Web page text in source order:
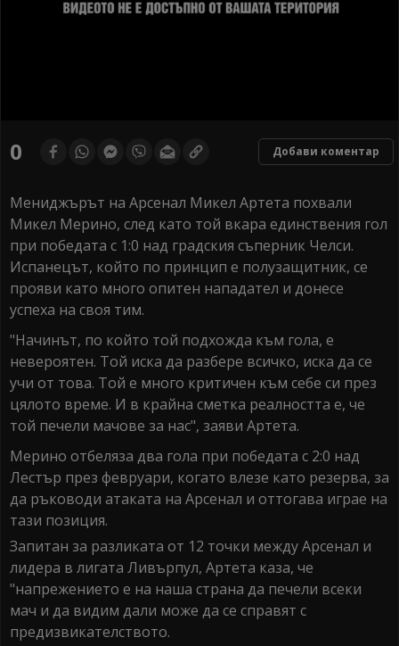
of0 Добави коментар
Мениджърът на Арсенал Микел Артета похвали
Микел Мерино, след като той вкара единствения гол
при победата с 1:0 над градския съперник Челси.
Испанецът, който по принцип е полузащитник, се
прояви като много опитен нападател и донесе
успеха на своя тим.
"Начинът, по който той подхожда към гола, е
невероятен. Той иска да разбере всичко, иска да се
учи от това. Той е много критичен към себе си през
цялото време. И в крайна сметка реалността е, че
той печели мачове за нас", заяви Артета.
Мерино отбеляза два гола при победата с 2:0 над
Лестър през февруари, когато влезе като резерва, за
да ръководи атаката на Арсенал и оттогава играе на
тази позиция.
Запитан за разликата от 12 точки между Арсенал и
лидера в лигата Ливърпул, Артета каза, че
"напрежението е на наша страна да печели всеки
мач и да видим дали може да се справят с
предизвикателството.